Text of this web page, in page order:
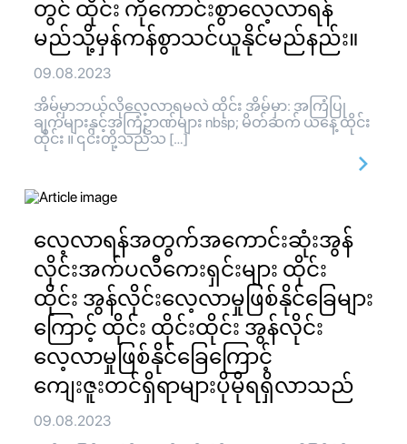
တွင် ထိုင်း ကိုကောင်းစွာလေ့လာရန်
မည်သို့မှန်ကန်စွာသင်ယူနိုင်မည်နည်း။
09.08.2023
အိမ်မှာဘယ်လိုလေ့လာရမလဲ ထိုင်း အိမ်မှာ: အကြံပြု
ချက်များနှင့်အကြံဥာဏ်များ nbsp; မိတ်ဆက် ယနေ့ ထိုင်း
ထိုင်း ။ ၎င်းတို့သည်သ […]
လေ့လာရန်အတွက်အကောင်းဆုံးအွန်
လိုင်းအက်ပလီကေးရှင်းများ ထိုင်း
ထိုင်း အွန်လိုင်းလေ့လာမှုဖြစ်နိုင်ခြေများ
ကြောင့် ထိုင်း ထိုင်းထိုင်း အွန်လိုင်း
လေ့လာမှုဖြစ်နိုင်ခြေကြောင့်
ကျေးဇူးတင်ရှိရာများပိုမိုရရှိလာသည်
09.08.2023